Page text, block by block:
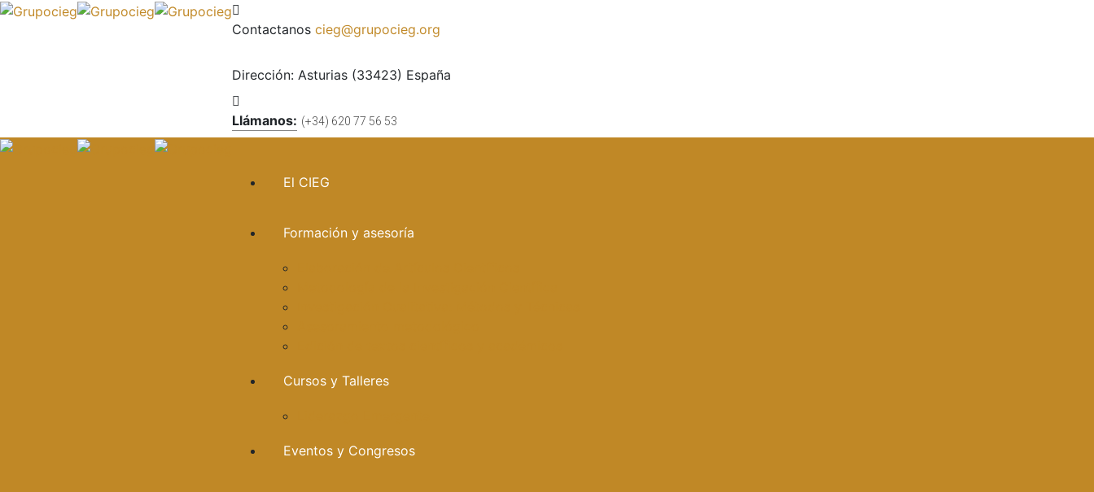
Contactanos cieg@grupocieg.org
Dirección: Asturias (33423) España
Llámanos: (+34) 620 77 56 53
El CIEG
Formación y asesoría
Cursos y Talleres
Eventos y Congresos